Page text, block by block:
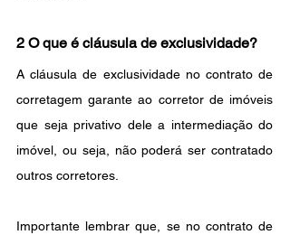
2 O que é cláusula de exclusividade?
A cláusula de exclusividade no contrato de
corretagem garante ao corretor de imóveis
que seja privativo dele a intermediação do
imóvel, ou seja, não poderá ser contratado
outros corretores.
Importante lembrar que, se no contrato de